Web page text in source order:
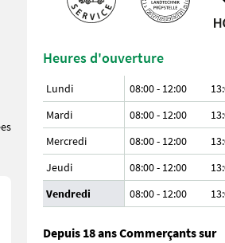
Heures d'ouverture
Lundi 08:00 - 12:00
Mardi
08:00 - 12:00
Mercredi
08:00 - 12:00
Jeudi
08:00 - 12:00
Vendredi
08:00 - 12:00
Depuis 18 ans Commerçants sur